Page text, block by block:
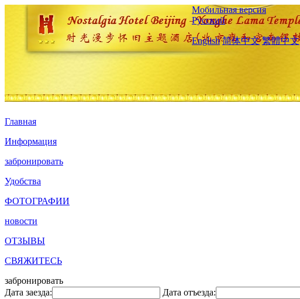
Мобильная версия
Русский
English 简体中文 繁體中文
Главная
Информация
забронировать
Удобства
ФОТОГРАФИИ
новости
ОТЗЫВЫ
СВЯЖИТЕСЬ
забронировать
Дата заезда:
Дата отъезда: